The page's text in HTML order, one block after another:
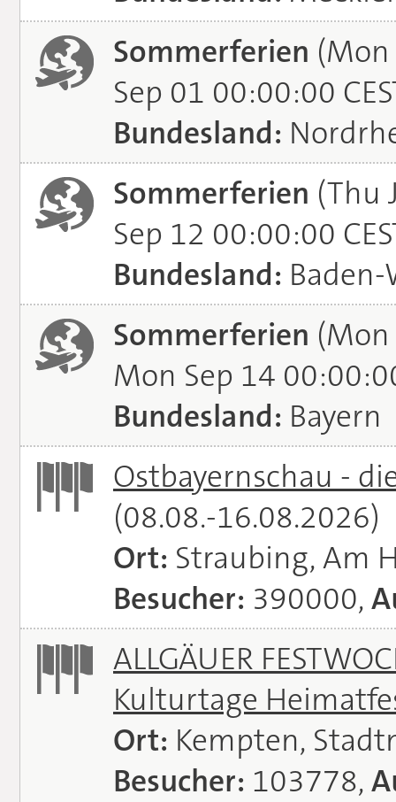
Sommerferien (Mon
Sep 01 00:00:00
Bundesland:
Sommerferien (Thu
Sep 12 00:00:00
Bundesland:
Sommerferien (Mon
Mon Sep 14
Bundesland: Bayern
Ostbayernschau -
(08.08.-16.08.2026)
Ort: Straubing, Am
Besucher: 390000,
ALLGÄUER
Kulturtage
Ort: Kempten,
Besucher: 103778,